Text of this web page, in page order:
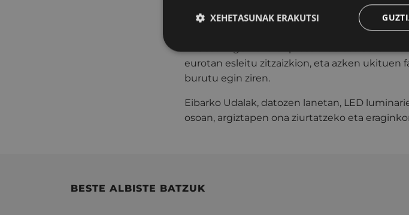
ostean, Udalak sistema horren instalazioa
nahi izan du hirian zehar edota hiriaren
eurotan esleitu zitzaizkion, eta azken ukituen
burutu egin ziren.
Eibarko Udalak, datozen lanetan, LED
osoan, argiztapen ona ziurtatzeko eta
BESTE ALBISTE BATZUK
XEHETASUNAK ERAKUTSI